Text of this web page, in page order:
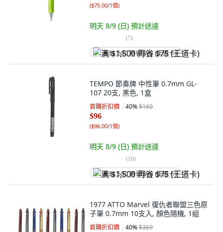
($75.00/1個)
明天 8/9 (日) 預計送達
(7)
满 $1,500 再省 $75 (王道卡)
TEMPO 節奏牌 中性筆 0.7mm GL-
107 20支, 黑色, 1盒
首購折扣價 40%$160
$96
($96.00/1個)
明天 8/9 (日) 預計送達
(10)
满 $1,500 再省 $75 (王道卡)
1977 ATTO Marvel 復仇者聯盟三色原
子筆 0.7mm 10支入, 顏色隨機, 1組
首購折扣價 40%$369